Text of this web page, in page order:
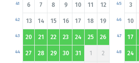
6
41 7 8 9 10 11 12
13
42 14 15 16 17 18 19
20
43 21 22 23 24 25 26
27
44 28 29 30 31 1 2
3
45
10
46
17
47
24
48